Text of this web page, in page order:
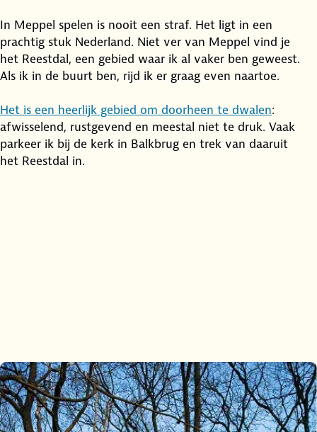
In Meppel spelen is nooit een straf. Het ligt in een
prachtig stuk Nederland. Niet ver van Meppel vind je
het Reestdal, een gebied waar ik al vaker ben geweest.
Als ik in de buurt ben, rijd ik er graag even naartoe.
Het is een heerlijk gebied om doorheen te dwalen:
afwisselend, rustgevend en meestal niet te druk. Vaak
parkeer ik bij de kerk in Balkbrug en trek van daaruit
het Reestdal in.